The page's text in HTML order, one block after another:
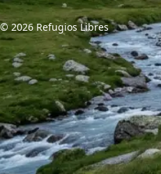
© 2026 Refugios Libres